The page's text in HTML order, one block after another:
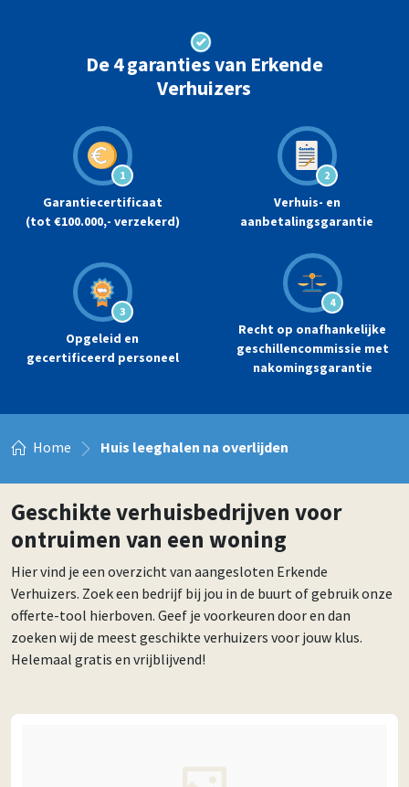
De 4 garanties van Erkende
Verhuizers
1
Garantiecertificaat
(tot €100.000,- verzekerd)
2
Verhuis- en
aanbetalingsgarantie
3
Opgeleid en
gecertificeerd personeel
4
Recht op onafhankelijke
geschillencommissie met
nakomingsgarantie
Home Huis leeghalen na overlijden
Geschikte verhuisbedrijven voor
ontruimen van een woning
Hier vind je een overzicht van aangesloten Erkende
Verhuizers. Zoek een bedrijf bij jou in de buurt of gebruik onze
offerte-tool hierboven. Geef je voorkeuren door en dan
zoeken wij de meest geschikte verhuizers voor jouw klus.
Helemaal gratis en vrijblijvend!